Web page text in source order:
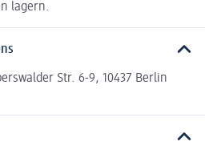
lagern.
Str. 6-9, 10437 Berlin